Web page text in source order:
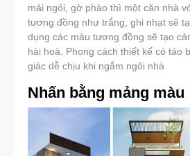
mái ngói, gờ phào thì một căn nhà
tương đồng như trắng, ghi nhạt sẽ
dụng các màu tương đồng sẽ tạo
hài hoà. Phong cách thiết kế có táo
giác dễ chịu khi ngắm ngôi nhà
Nhấn bằng mảng màu